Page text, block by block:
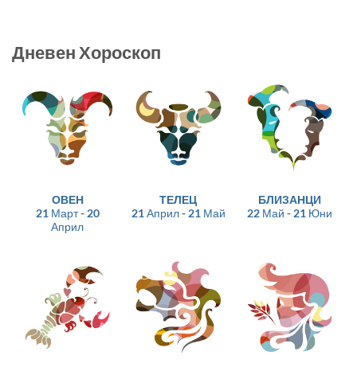
Дневен Хороскоп
ОВЕН
21 Март - 20
Април
ТЕЛЕЦ
21 Април - 21 Май
БЛИЗАНЦИ
22 Май - 21 Юни